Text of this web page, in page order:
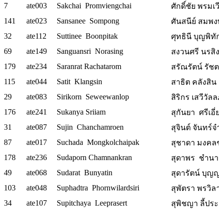
7 ate003 Sakchai Promviengchai
ศักดิ์ชัย พรมเ
141
ate023 Sansanee Sompong
ศันสนีย์ สมพ
32
ate112 Suttinee Boonpitak
ศุทธินี บุญพิทั
69
ate149 Sanguansri Norasing
สงวนศรี นรสิ
179
ate234 Saranrat Rachatarom
สรัณรัตน์ รัช
115
ate044 Satit Klangsin
สาธิต คลังสิน
29
ate083 Sirikorn Seweewanlop
สิริกร เสวีวัล
176
ate241 Sukanya Sriiam
สุกันยา ศรีเอี่
31
ate087 Sujin Chanchamroen
สุจินต์ จันทร์จ
87
ate017 Suchada Mongkolchaipak
สุชาดา มงค
178
ate236 Sudaporn Chamnankran
สุดาพร ชำน
49
ate068 Sudarat Bunyatin
สุดารัตน์ บุญ
103
ate048 Suphadtra Phornwilardsiri
สุพัตรา พรวิล
34
ate107 Supitchaya Leeprasert
สุพิชญา ลี้ประ